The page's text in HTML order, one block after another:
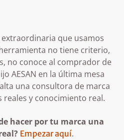
que usamos
no tiene criterio,
no conoce al comprador de
AESAN en la última mesa
una consultora de marca
y conocimiento real.
hacer por tu marca una
Empezar aquí.